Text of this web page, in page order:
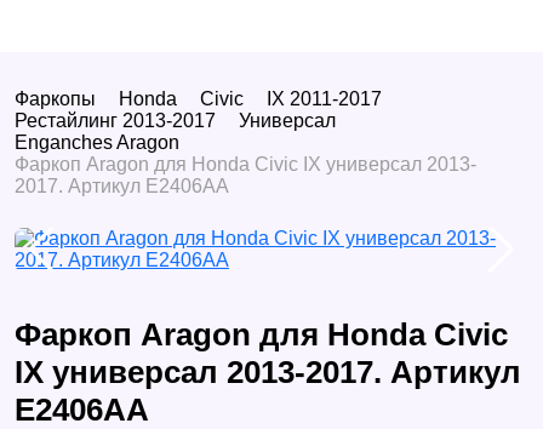
Фаркопы Honda Civic
IX 2011-2017
Рестайлинг 2013-2017
Универсал
Enganches Aragon
Фаркоп Aragon для Honda Civic IX универсал 2013-
2017. Артикул E2406AA
Фаркоп Aragon для Honda Civic
IX универсал 2013-2017. Артикул
E2406AA